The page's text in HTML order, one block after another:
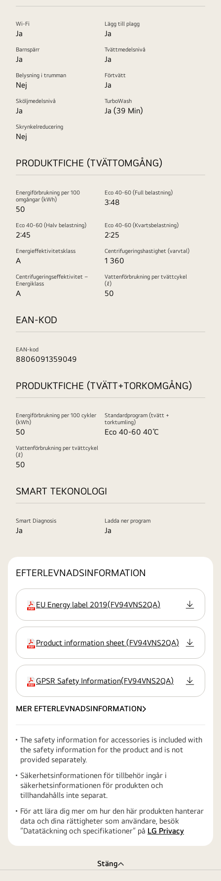
Wi-Fi
Ja
Lägg till plagg
Ja
Barnspärr
Ja
Tvättmedelsnivå
Ja
Belysning i trumman
Nej
Förtvätt
Ja
Sköljmedelsnivå
Ja
TurboWash
Ja (39 Min)
Skrynkelreducering
Nej
PRODUKTFICHE (TVÄTTOMGÅNG)
Energiförbrukning per 100
omgångar (kWh)
50
Eco 40-60 (Full belastning)
3:48
Eco 40-60 (Halv belastning)
2:45
Eco 40-60 (Kvartsbelastning)
2:25
Energieffektivitetsklass
A
Centrifugeringshastighet (varvtal)
1 360
Centrifugeringseffektivitet –
Energiklass
A
Vattenförbrukning per tvättcykel
(ℓ)
50
EAN-KOD
EAN-kod
8806091359049
PRODUKTFICHE (TVÄTT+TORKOMGÅNG)
Energiförbrukning per 100 cykler
(kWh)
50
Standardprogram (tvätt +
torktumling)
Eco 40-60 40℃
Vattenförbrukning per tvättcykel
(ℓ)
50
SMART TEKONOLOGI
Smart Diagnosis
Ja
Ladda ner program
Ja
EFTERLEVNADSINFORMATION
filtillägg:pdf
EU Energy label 2019(FV94VNS2QA)
filtillägg:pdf
Product information sheet (FV94VNS2QA)
filtillägg:pdf
GPSR Safety Information(FV94VNS2QA)
MER EFTERLEVNADSINFORMATION
The safety information for accessories is included with
the safety information for the product and is not
provided separately.
Säkerhetsinformationen för tillbehör ingår i
säkerhetsinformationen för produkten och
tillhandahålls inte separat.
För att lära dig mer om hur den här produkten hanterar
data och dina rättigheter som användare, besök
”Datatäckning och specifikationer” på LG Privacy
Stäng